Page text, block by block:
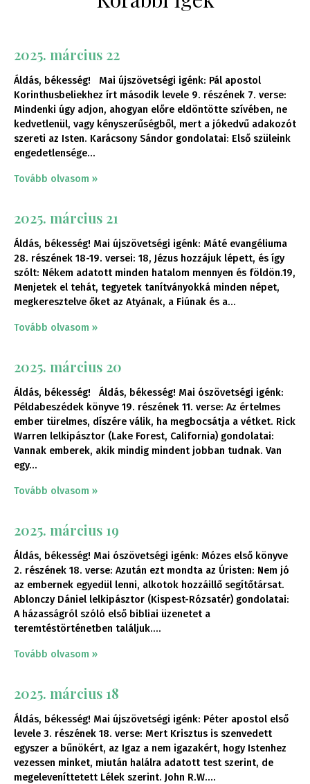
2025. március 22
Áldás, békesség! Mai újszövetségi igénk: Pál apostol
Korinthusbeliekhez írt második levele 9. részének 7. verse:
Mindenki úgy adjon, ahogyan előre eldöntötte szívében, ne
kedvetlenül, vagy kényszerűségből, mert a jókedvű adakozót
szereti az Isten. Karácsony Sándor gondolatai: Első szüleink
engedetlensége
Tovább olvasom »
2025. március 21
Áldás, békesség! Mai újszövetségi igénk: Máté evangéliuma
28. részének 18-19. versei: 18, Jézus hozzájuk lépett, és így
szólt: Nékem adatott minden hatalom mennyen és földön.19,
Menjetek el tehát, tegyetek tanítványokká minden népet,
megkeresztelve őket az Atyának, a Fiúnak és a
Tovább olvasom »
2025. március 20
Áldás, békesség! Áldás, békesség! Mai ószövetségi igénk:
Példabeszédek könyve 19. részének 11. verse: Az értelmes
ember türelmes, díszére válik, ha megbocsátja a vétket. Rick
Warren lelkipásztor (Lake Forest, California) gondolatai:
Vannak emberek, akik mindig mindent jobban tudnak. Van
egy
Tovább olvasom »
2025. március 19
Áldás, békesség! Mai ószövetségi igénk: Mózes első könyve
2. részének 18. verse: Azután ezt mondta az Úristen: Nem jó
az embernek egyedül lenni, alkotok hozzáillő segítőtársat.
Ablonczy Dániel lelkipásztor (Kispest-Rózsatér) gondolatai:
A házasságról szóló első bibliai üzenetet a
teremtéstörténetben találjuk.
Tovább olvasom »
2025. március 18
Áldás, békesség! Mai újszövetségi igénk: Péter apostol első
levele 3. részének 18. verse: Mert Krisztus is szenvedett
egyszer a bűnökért, az Igaz a nem igazakért, hogy Istenhez
vezessen minket, miután halálra adatott test szerint, de
megeleveníttetett Lélek szerint. John R.W.